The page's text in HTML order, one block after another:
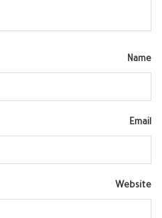
Name
Email
Website